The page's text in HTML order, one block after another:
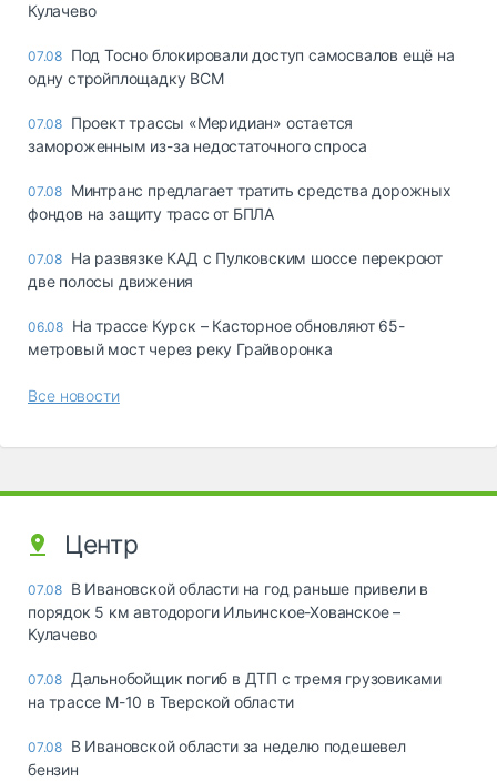
Кулачево
07.08 Под Тосно блокировали доступ самосвалов ещё на
одну стройплощадку ВСМ
07.08 Проект трассы «Меридиан» остается
замороженным из-за недостаточного спроса
07.08 Минтранс предлагает тратить средства дорожных
фондов на защиту трасс от БПЛА
07.08 На развязке КАД с Пулковским шоссе перекроют
две полосы движения
06.08 На трассе Курск – Касторное обновляют 65-
метровый мост через реку Грайворонка
Все новости
Центр
07.08 В Ивановской области на год раньше привели в
порядок 5 км автодороги Ильинское-Хованское –
Кулачево
07.08 Дальнобойщик погиб в ДТП с тремя грузовиками
на трассе М-10 в Тверской области
07.08 В Ивановской области за неделю подешевел
бензин